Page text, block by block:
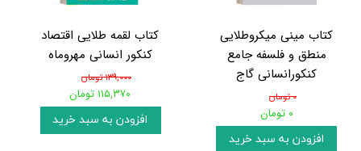
کتاب مینی میکروطلایی
منطق و فلسفه جامع
کنکورانسانی گاج
۰ تومان
۰ تومان
افزودن به سبد خرید
کتاب لقمه طلایی اقتصاد
کنکور انسانی مهروماه
۱۳۹,۰۰۰ تومان
۱۱۵,۳۷۰ تومان
افزودن به سبد خرید